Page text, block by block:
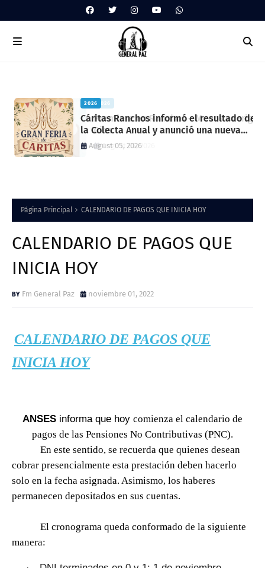
2026
Premiere en Ranchos – Menos
Dios
August 05, 2026
2026
Cáritas Ranchos informó el resultado de
la Colecta Anual y anunció una nueva
feria solidaria
August 05, 2026
Página Principal CALENDARIO DE PAGOS QUE INICIA HOY
CALENDARIO DE PAGOS QUE
INICIA HOY
Fm General Paz noviembre 01, 2022
CALENDARIO DE PAGOS QUE
INICIA HOY
ANSES informa que hoy comienza el calendario de
pagos de las Pensiones No Contributivas (PNC).
En este sentido, se recuerda que quienes desean
cobrar presencialmente esta prestación deben hacerlo
solo en la fecha asignada. Asimismo, los haberes
permanecen depositados en sus cuentas.
El cronograma queda conformado de la siguiente
manera: